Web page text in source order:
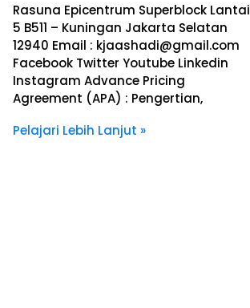
Rasuna Epicentrum Superblock Lantai
5 B511 – Kuningan Jakarta Selatan
12940 Email : kjaashadi@gmail.com
Facebook Twitter Youtube Linkedin
Instagram Advance Pricing
Agreement (APA) : Pengertian,
Pelajari Lebih Lanjut »